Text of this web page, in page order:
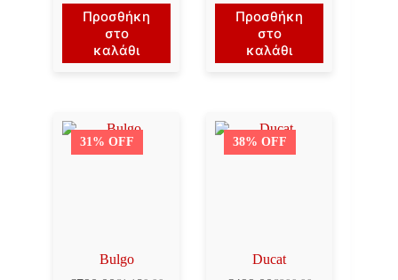
price
was:
€1,450.00.
τρέχουσα
τιμή
είναι:
€1,150.00.
Προσθήκη
στο
καλάθι
price
was:
€1,300.00.
τρέχουσα
τιμή
είναι:
€990.00.
Προσθήκη
στο
καλάθι
31% OFF
Bulgo
38% OFF
Ducat